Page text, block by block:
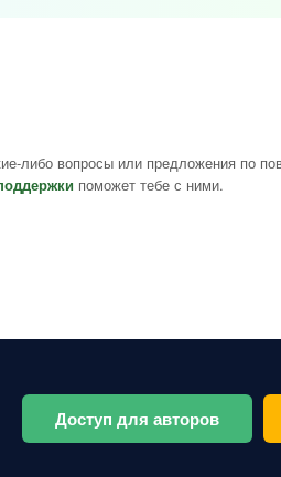
либо вопросы или предложения по
поможет тебе с ними.
Доступ для авторов